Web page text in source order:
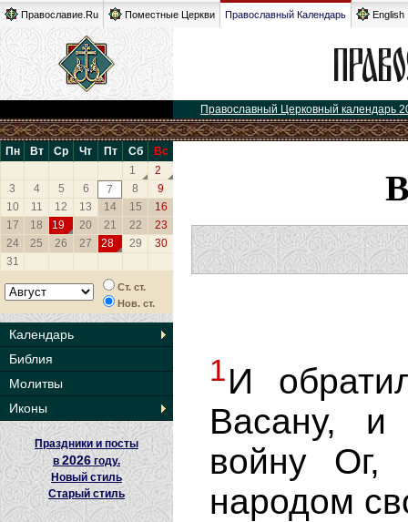
Православие.Ru Поместные Церкви Православный Календарь English
Православный Церковный календарь
Пн Вт Ср Чт Пт Сб
Вс
1
2
3
4 5 6 7 8
9
10
11 12 13 14 15
16
17
18 19 20 21 22
23
24
25 26 27 28 29
30
31
Ст. ст.
Нов. ст.
Календарь
Библия
Молитвы
Иконы
Праздники и посты
в2026 году.
Новый стиль
Старый стиль
1И
Васану, и
войну Ог,
народом